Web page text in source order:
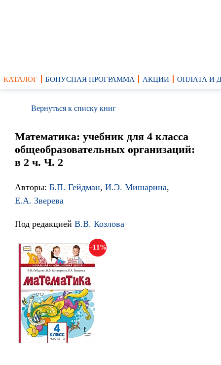
КАТАЛОГ БОНУСНАЯ ПРОГРАММА АКЦИИ ОПЛАТА И
Вернуться к списку книг
Математика: учебник для 4 класса
общеобразовательных организаций:
в 2 ч. Ч. 2
Авторы: Б.П. Гейдман, И.Э. Мишарина,
Е.А. Зверева
Под редакцией В.В. Козлова
11